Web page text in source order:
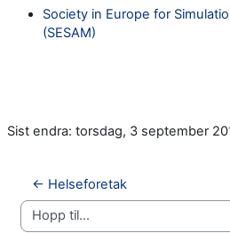
Society in Europe for
(SESAM)
Sist endra: torsdag, 3 september
← Helseforetak
Hopp til...